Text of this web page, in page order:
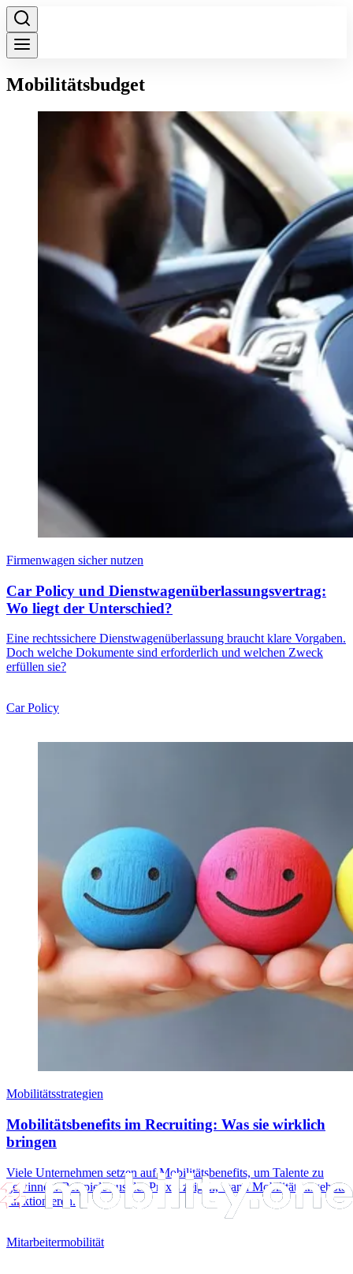
Mobilitätsbudget
Firmenwagen sicher nutzen
Car Policy und Dienstwagenüberlassungsvertrag:
Wo liegt der Unterschied?
Eine rechtssichere Dienstwagenüberlassung braucht klare Vorgaben.
Doch welche Dokumente sind erforderlich und welchen Zweck
erfüllen sie?
Car Policy
Mobilitätsstrategien
Mobilitätsbenefits im Recruiting: Was sie wirklich
bringen
Viele Unternehmen setzen auf Mobilitätsbenefits, um Talente zu
gewinnen. Beispiele aus der Praxis zeigen, wann Mobilitätsangebote
funktionieren.
Mitarbeitermobilität